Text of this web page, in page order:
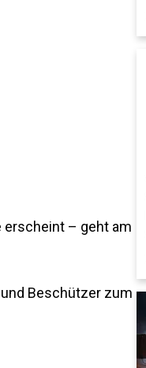
erscheint – geht am
Beschützer zum